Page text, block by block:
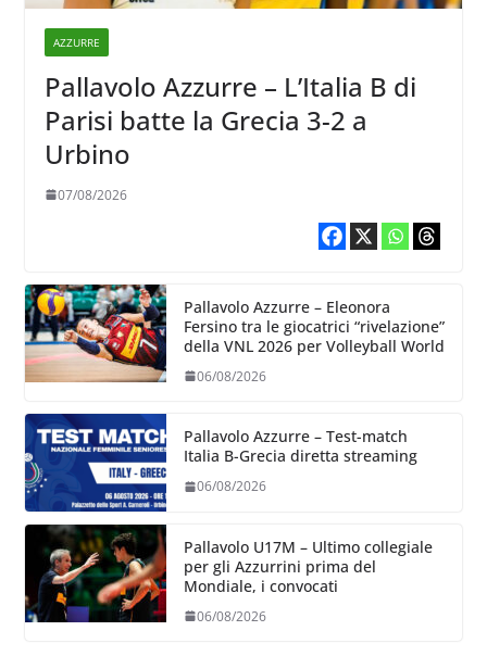
AZZURRE
Pallavolo Azzurre – L’Italia B di
Parisi batte la Grecia 3-2 a
Urbino
07/08/2026
Pallavolo Azzurre – Eleonora
Fersino tra le giocatrici “rivelazione”
della VNL 2026 per Volleyball World
06/08/2026
Pallavolo Azzurre – Test-match
Italia B-Grecia diretta streaming
06/08/2026
Pallavolo U17M – Ultimo collegiale
per gli Azzurrini prima del
Mondiale, i convocati
06/08/2026